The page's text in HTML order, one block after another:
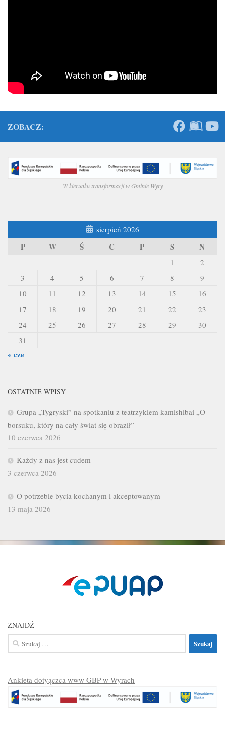
ZOBACZ:
W kierunku transformacji w Gminie Wyry
sierpień 2026
P W Ś C P S N
1
2
3
4 5 6 7 8
9
10
11 12 13 14 15
16
17
18 19 20 21 22
23
24
25 26 27 28 29
30
31
« cze
OSTATNIE WPISY
Grupa „Tygryski” na spotkaniu z teatrzykiem kamishibai „O
borsuku, który na cały świat się obraził”
10 czerwca 2026
Każdy z nas jest cudem
3 czerwca 2026
O potrzebie bycia kochanym i akceptowanym
13 maja 2026
ZNAJDŹ
Szukaj:
Ankieta dotyączca www GBP w Wyrach